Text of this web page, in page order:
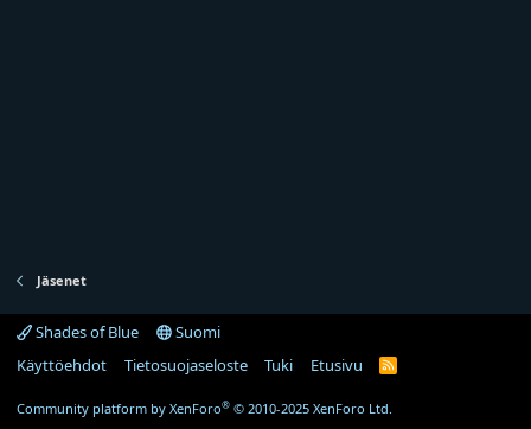
Jäsenet
Shades of Blue
Suomi
Käyttöehdot
Tietosuojaseloste Tuki Etusivu
R
Community platform by XenForo® © 2010-2025 XenForo Ltd.